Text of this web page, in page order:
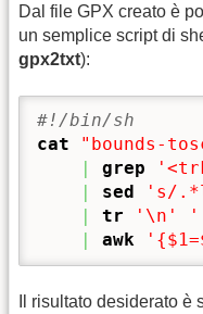
Dal file GPX creato è
un semplice script di
gpx2txt):
#!/bin/sh
cat
"bounds-
grep
sed
's/
tr '\n'
awk
Il risultato desiderato è